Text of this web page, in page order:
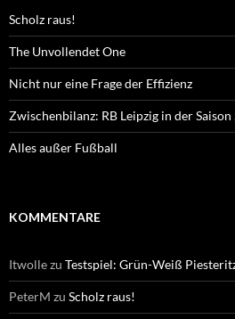
Scholz raus!
The Unvollendet One
Nicht nur eine Frage der Effizienz
Zwischenbilanz: RB Leipzig in der
Alles außer Fußball
KOMMENTARE
Itwollezu Testspiel: Grün-Weiß
PeterM zu Scholz raus!